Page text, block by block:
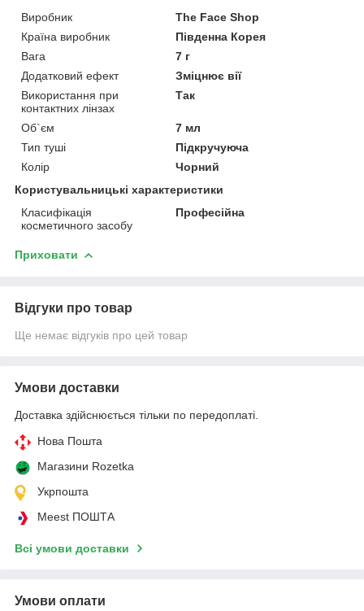
Виробник
The Face Shop
Країна виробник
Південна Корея
Вага
7 г
Додатковий ефект
Зміцнює вії
Використання при
контактних лінзах
Так
Об`єм
7 мл
Тип туші
Підкручуюча
Колір
Чорний
Користувальницькі характеристики
Класифікація
косметичного засобу
Професійна
Приховати
Відгуки про товар
Ще немає відгуків про цей товар
Умови доставки
Доставка здійснюється тільки по передоплаті.
Нова Пошта
Магазини Rozetka
Укрпошта
Meest ПОШТА
Всі умови доставки
Умови оплати